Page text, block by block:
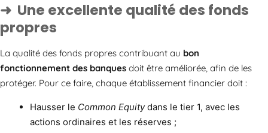
Une excellente qualité des fonds
propres
La qualité des fonds propres contribuant au bon
fonctionnement des banques doit être améliorée, afin de les
protéger. Pour ce faire, chaque établissement financier doit :
Hausser le Common Equitydans le tier 1, avec les
actions ordinaires et les réserves ;